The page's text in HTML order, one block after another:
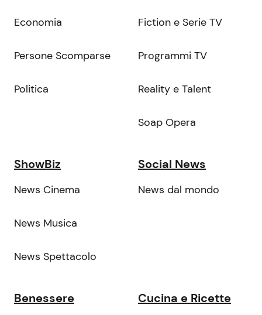
Economia
Persone Scomparse
Politica
Fiction e Serie TV
Programmi TV
Reality e Talent
Soap Opera
ShowBiz
News Cinema
News Musica
News Spettacolo
Social News
News dal mondo
Benessere Cucina e Ricette